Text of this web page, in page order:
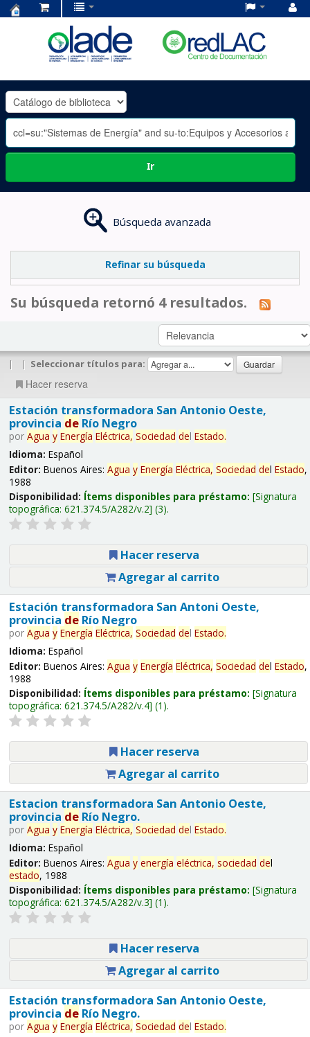
OLADE
-
Ir
Búsqueda avanzada
Refinar su búsqueda
Su búsqueda retornó 4 resultados.
| | Seleccionar títulos para:
Hacer reserva
Estación transformadora San Antonio Oeste,
provincia deRío Negro
por Agua y Energía Eléctrica, Sociedad del Estado.
Idioma: Español
Editor: Buenos Aires: Agua y Energía Eléctrica, Sociedad del Estado,
1988
Disponibilidad: Ítems disponibles para préstamo: Signatura
topográfica: 621.374.5/A282/v.2 (3).
Hacer reserva
Agregar al carrito
Estación transformadora San Antoni Oeste,
provincia deRío Negro
por Agua y Energía Eléctrica, Sociedad del Estado.
Idioma: Español
Editor: Buenos Aires: Agua y Energía Eléctrica, Sociedad del Estado,
1988
Disponibilidad: Ítems disponibles para préstamo: Signatura
topográfica: 621.374.5/A282/v.4 (1).
Hacer reserva
Agregar al carrito
Estacion transformadora San Antonio Oeste,
provincia deRío Negro.
por Agua y Energía Eléctrica, Sociedad del Estado.
Idioma: Español
Editor: Buenos Aires: Agua y energía eléctrica, sociedad del
estado, 1988
Disponibilidad: Ítems disponibles para préstamo: Signatura
topográfica: 621.374.5/A282/v.3 (1).
Hacer reserva
Agregar al carrito
Estación transformadora San Antonio Oeste,
provincia deRío Negro.
por Agua y Energía Eléctrica, Sociedad del Estado.